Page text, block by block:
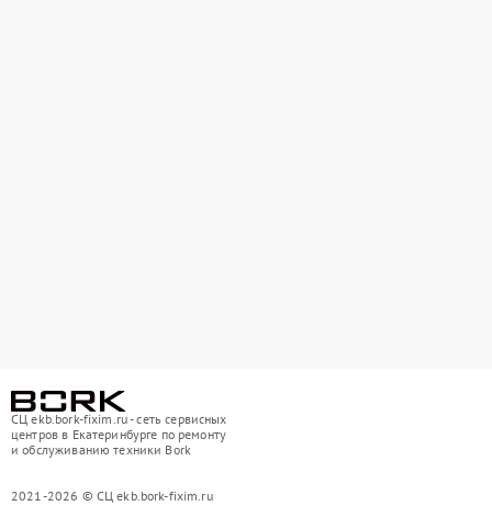
СЦ ekb.bork-fixim.ru - сеть сервисных
центров в Екатеринбурге по ремонту
и обслуживанию техники Bork
2021-2026 © СЦ ekb.bork-fixim.ru